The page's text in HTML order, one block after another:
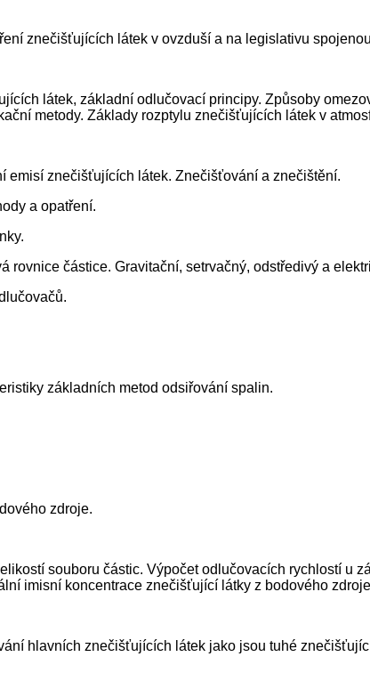
znečišťujících látek v ovzduší a na legislativu
látek, základní odlučovací principy. Způsoby
metody. Základy rozptylu znečišťujících látek v
emisí znečišťujících látek. Znečišťování a znečištění.
a opatření.
částice. Gravitační, setrvačný, odstředivý a
základních metod odsiřování spalin.
zdroje.
souboru částic. Výpočet odlučovacích rychlostí u
imisní koncentrace znečišťující látky z bodového
hlavních znečišťujících látek jako jsou tuhé